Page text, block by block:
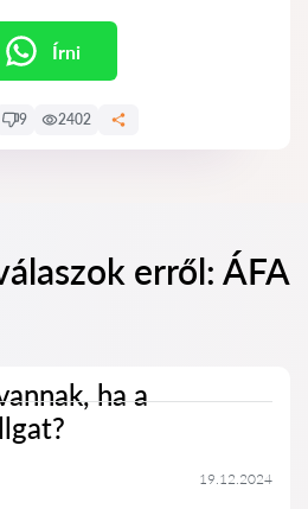
Írni
9 2402
erről: ÁFA
ha a
19.12.2024